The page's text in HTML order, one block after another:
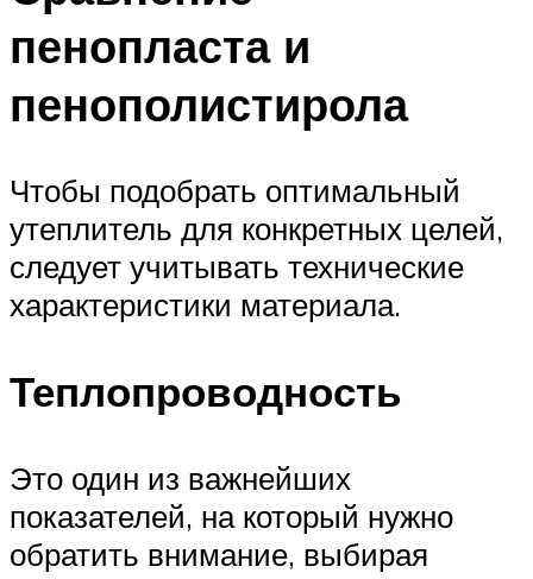
пенопласта и
пенополистирола
Чтобы подобрать оптимальный
утеплитель для конкретных целей,
следует учитывать технические
характеристики материала.
Теплопроводность
Это один из важнейших
показателей, на который нужно
обратить внимание, выбирая